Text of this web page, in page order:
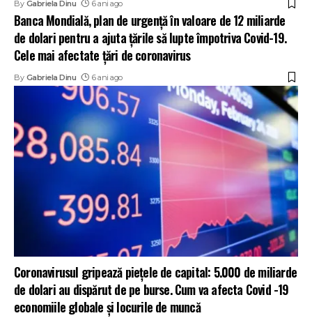
By Gabriela Dinu 6 ani ago
Banca Mondială, plan de urgenţă în valoare de 12 miliarde
de dolari pentru a ajuta ţările să lupte împotriva Covid-19.
Cele mai afectate țări de coronavirus
By Gabriela Dinu 6 ani ago
Coronavirusul gripează piețele de capital: 5.000 de miliarde
de dolari au dispărut de pe burse. Cum va afecta Covid -19
economiile globale și locurile de muncă